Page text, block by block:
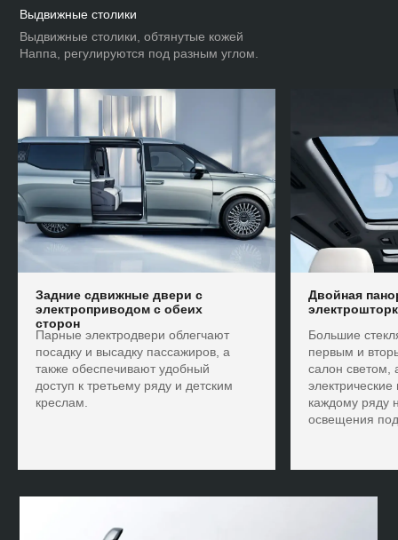
Выдвижные столики
Выдвижные столики, обтянутые кожей
Наппа, регулируются под разным углом.
Задние сдвижные двери с
электроприводом с обеих
сторон
Парные электродвери облегчают
посадку и высадку пассажиров, а
также обеспечивают удобный
доступ к третьему ряду и детским
креслам.
Двойная
Большие
первым и
салон светом,
каждому ряду
освещения